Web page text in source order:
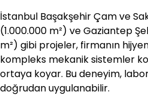
İstanbul Başakşehir Çam ve
(1.000.000 m²) ve Gaziantep
m²) gibi projeler, firmanın
kompleks mekanik sistemler
ortaya koyar. Bu deneyim,
doğrudan uygulanabilir.